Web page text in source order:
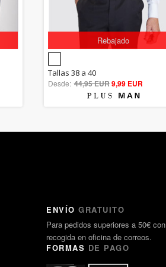
Rebajado
5.00
out of 5
Tallas 38 a 40
Desde: 44,95 EUR9,99 EUR
ENVÍO GRATUITO
Para pedidos superiores a 50€ con
recogida en oficina de correos.
FORMAS DE PAGO